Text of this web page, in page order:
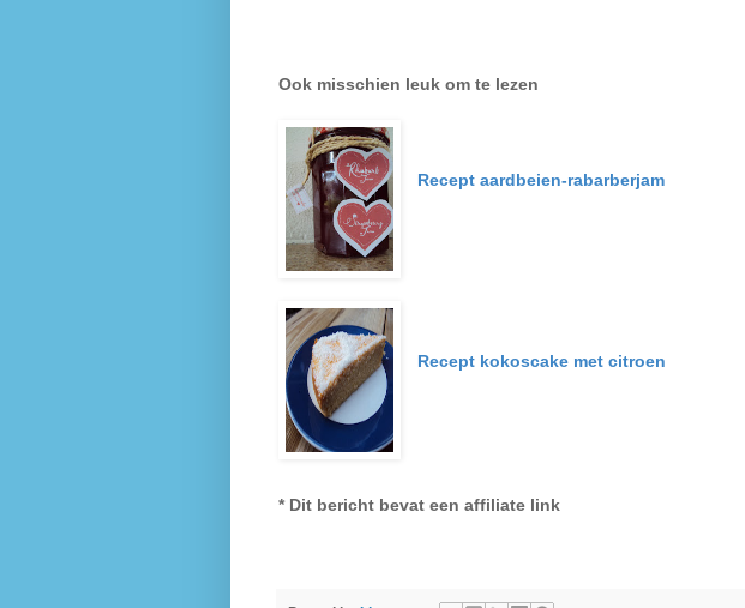
Ook misschien leuk om te lezen
Recept aardbeien-rabarberjam
Recept kokoscake met citroen
* Dit bericht bevat een affiliate link